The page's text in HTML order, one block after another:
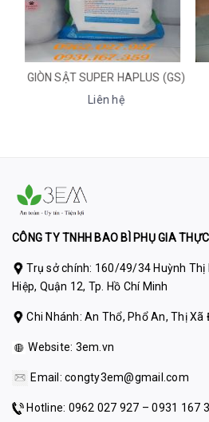
GIÒN SẬT SUPER HAPLUS (GS)
Liên hệ
CÔNG TY TNHH BAO BÌ PHỤ GIA
Trụ sở chính: 160/49/34 Huỳnh Thị
Hiệp, Quận 12, Tp. Hồ Chí Minh
Chi Nhánh: An Thổ, Phổ An, Thị Xã
Website: 3em.vn
Email: congty3em@gmail.com
Hotline: 0962 027 927 – 0931 167